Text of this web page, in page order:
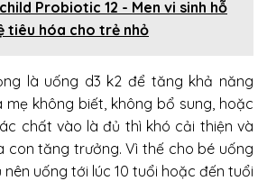
Probiotic 12 - Men vi sinh hỗ
tiêu hóa cho trẻ nhỏ
là uống d3 k2 để tăng khả năng
mẹ không biết, không bổ sung, hoặc
chất vào là đủ thì khó cải thiện và
con tăng trưởng. Vì thế cho bé uống
nên uống tới lúc 10 tuổi hoặc đến tuổi